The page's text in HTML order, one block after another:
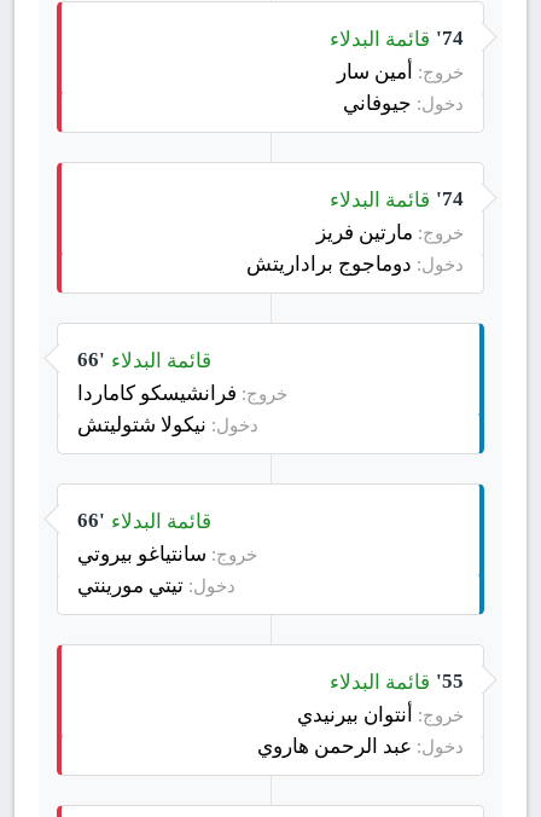
74' قائمة البدلاء
خروج: أمين سار
دخول: جيوفاني
74' قائمة البدلاء
خروج: مارتين فريز
دخول: دوماجوج براداريتش
66' قائمة البدلاء
خروج: فرانشيسكو كاماردا
دخول: نيكولا شتوليتش
66' قائمة البدلاء
خروج: سانتياغو بيروتي
دخول: تيتي مورينتي
55' قائمة البدلاء
خروج: أنتوان بيرنيدي
دخول: عبد الرحمن هاروي